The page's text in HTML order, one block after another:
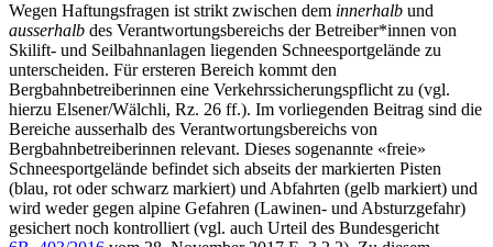
Wegen Haftungsfragen ist strikt zwischen dem innerhalb und
ausserhalb des Verantwortungsbereichs der Betreiber*innen von
Skilift- und Seilbahnanlagen liegenden Schneesportgelände zu
unterscheiden. Für ersteren Bereich kommt den
Bergbahnbetreiberinnen eine Verkehrssicherungspflicht zu (vgl.
hierzu Elsener/Wälchli, Rz. 26 ff.). Im vorliegenden Beitrag sind die
Bereiche ausserhalb des Verantwortungsbereichs von
Bergbahnbetreiberinnen relevant. Dieses sogenannte «freie»
Schneesportgelände befindet sich abseits der markierten Pisten
(blau, rot oder schwarz markiert) und Abfahrten (gelb markiert) und
wird weder gegen alpine Gefahren (Lawinen- und Absturzgefahr)
gesichert noch kontrolliert (vgl. auch Urteil des Bundesgericht